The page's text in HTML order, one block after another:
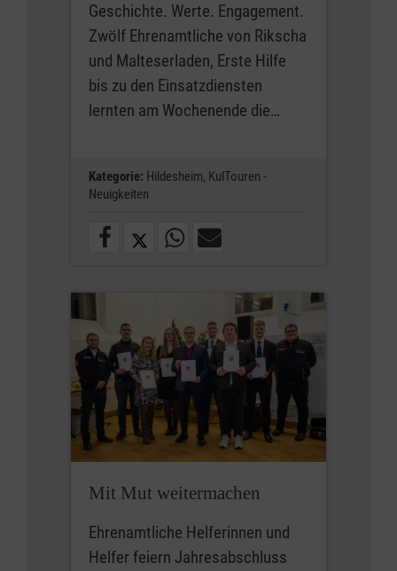
Geschichte. Werte. Engagement.
Zwölf Ehrenamtliche von Rikscha
und Malteserladen, Erste Hilfe
bis zu den Einsatzdiensten
lernten am Wochenende die…
Kategorie: Hildesheim, KulTouren -
Neuigkeiten
Mit Mut weitermachen
Ehrenamtliche Helferinnen und
Helfer feiern Jahresabschluss